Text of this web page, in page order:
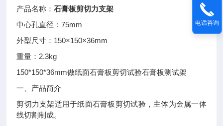
产品名称：石膏板剪切力支架
中心孔直径：75mm
外型尺寸： 150×150×36mm
重量： 2.3kg
150*150*36mm做纸面石膏板剪切试验石膏板测试架
一、产品简介
剪切力支架适用于纸面石膏板剪切试验，主体为金属一体
线切割制成。
电话咨询